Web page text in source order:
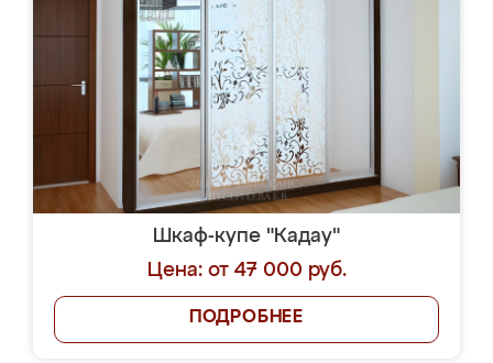
Шкаф-купе "Кадау"
Цена: от 47 000 руб.
ПОДРОБНЕЕ